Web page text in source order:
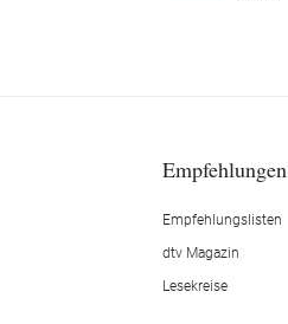
Empfehlungen
Empfehlungslisten
dtv Magazin
Lesekreise